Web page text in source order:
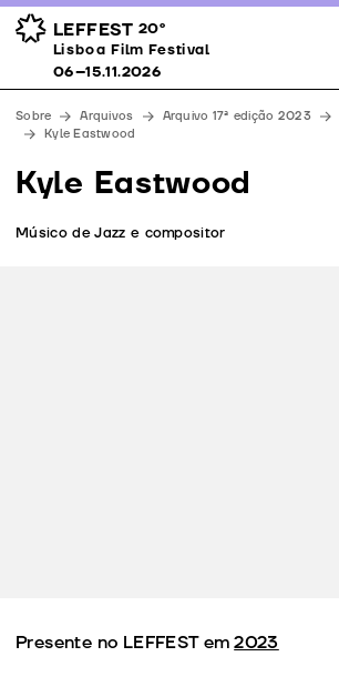
LEFFEST 20º
Lisboa Film Festival 06–15.11.2026
Prémios
Espaços
Apoios
Equipa
Downloads
Contactos
Lisboa Film Festival
06–15.11.2026
Sobre Arquivos Arquivo 17ª edição 2023
Kyle Eastwood
Kyle Eastwood
Músico de Jazz e compositor
Presente no LEFFEST em2023